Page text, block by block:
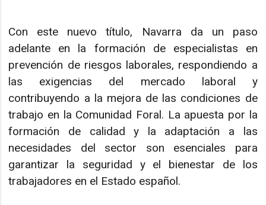
Con este nuevo título, Navarra da un paso
adelante en la formación de especialistas en
prevención de riesgos laborales, respondiendo a
las exigencias del mercado laboral y
contribuyendo a la mejora de las condiciones de
trabajo en la Comunidad Foral. La apuesta por la
formación de calidad y la adaptación a las
necesidades del sector son esenciales para
garantizar la seguridad y el bienestar de los
trabajadores en el Estado español.